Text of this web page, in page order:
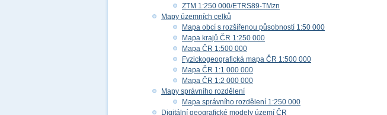
ZTM 1:250 000/ETRS89-TMzn
Mapy územních celků
Mapa obcí s rozšířenou působností 1:50 000
Mapa krajů ČR 1:250 000
Mapa ČR 1:500 000
Fyzickogeografická mapa ČR 1:500 000
Mapa ČR 1:1 000 000
Mapa ČR 1:2 000 000
Mapy správního rozdělení
Mapa správního rozdělení 1:250 000
Digitální geografické modely území ČR